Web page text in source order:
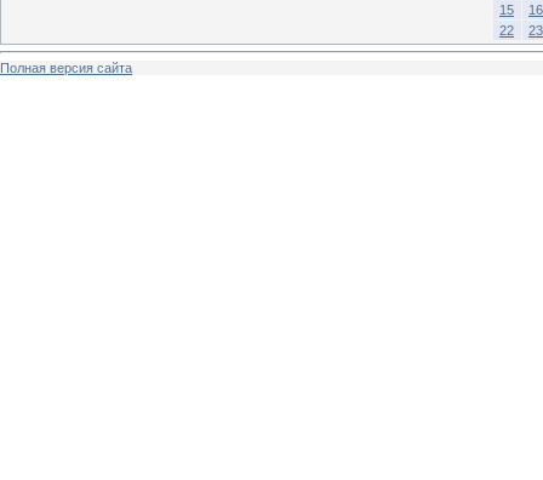
15
16
22
23
Полная версия сайта